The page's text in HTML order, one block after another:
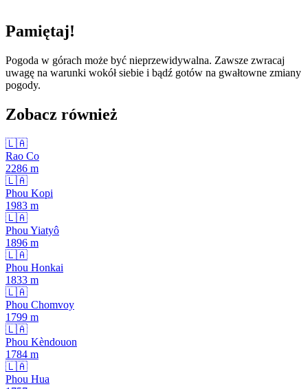
Pamiętaj!
Pogoda w górach może być nieprzewidywalna. Zawsze zwracaj
uwagę na warunki wokół siebie i bądź gotów na gwałtowne zmiany
pogody.
Zobacz również
🇱🇦
Rao Co
2286 m
🇱🇦
Phou Kopi
1983 m
🇱🇦
Phou Yiatyô
1896 m
🇱🇦
Phou Honkai
1833 m
🇱🇦
Phou Chomvoy
1799 m
🇱🇦
Phou Kèndouon
1784 m
🇱🇦
Phou Hua